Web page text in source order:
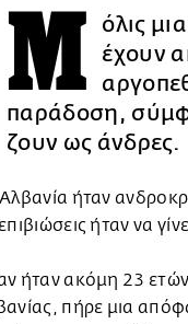
Μ όλις
έχουν
παράδοση,
ζουν ως άνδρες.
ήταν
ήταν να
ήταν ακόμη 23
πήρε μια